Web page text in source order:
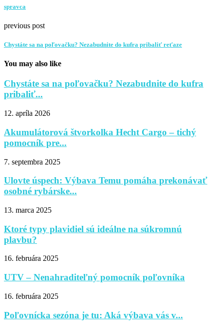
spravca
previous post
Chystáte sa na poľovačku? Nezabudnite do kufra pribaliť reťaze
You may also like
Chystáte sa na poľovačku? Nezabudnite do kufra
pribaliť...
12. apríla 2026
Akumulátorová štvorkolka Hecht Cargo – tichý
pomocník pre...
7. septembra 2025
Ulovte úspech: Výbava Temu pomáha prekonávať
osobné rybárske...
13. marca 2025
Ktoré typy plavidiel sú ideálne na súkromnú
plavbu?
16. februára 2025
UTV – Nenahraditeľný pomocník poľovníka
16. februára 2025
Poľovnícka sezóna je tu: Aká výbava vás v...